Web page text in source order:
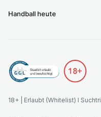
Handball heute
18+ | Erlaubt (Whitelist) I